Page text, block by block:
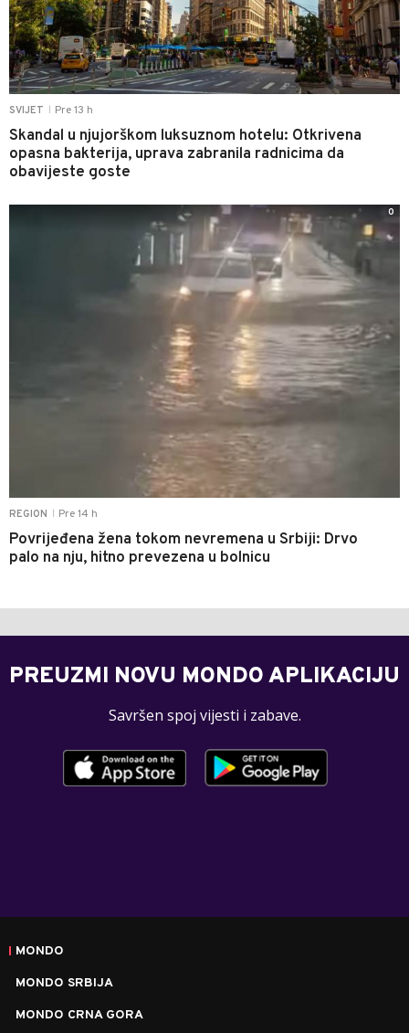
SVIJET Pre 13 h
Skandal u njujorškom luksuznom hotelu: Otkrivena
opasna bakterija, uprava zabranila radnicima da
obavijeste goste
REGION Pre 14 h
Povrijeđena žena tokom nevremena u Srbiji: Drvo
palo na nju, hitno prevezena u bolnicu
0
PREUZMI NOVU MONDO APLIKACIJU
Savršen spoj vijesti i zabave.
MONDO
MONDO SRBIJA
MONDO CRNA GORA